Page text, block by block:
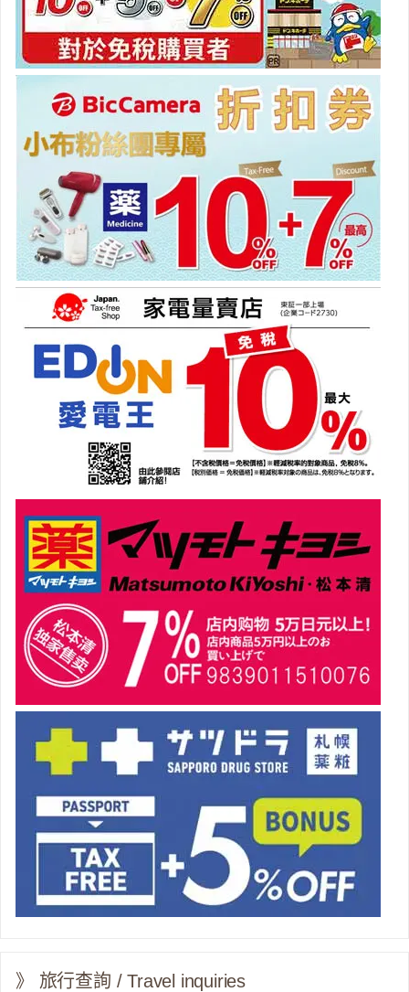
》 旅行查詢 / Travel inquiries